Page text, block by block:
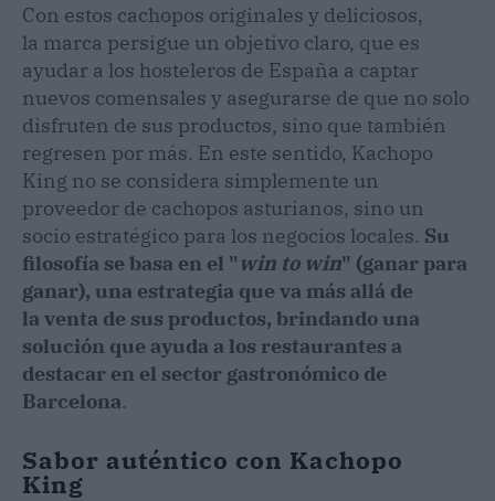
Con estos cachopos originales y deliciosos,
la marca persigue un objetivo claro, que es
ayudar a los hosteleros de España a captar
nuevos comensales y asegurarse de que no solo
disfruten de sus productos, sino que también
regresen por más. En este sentido, Kachopo
King no se considera simplemente un
proveedor de cachopos asturianos, sino un
socio estratégico para los negocios locales. Su
filosofía se basa en el " win to win" (ganar para
ganar), una estrategia que va más allá de
la venta de sus productos, brindando una
solución que ayuda a los restaurantes a
destacar en el sector gastronómico de
Barcelona.
Sabor auténtico con Kachopo
King